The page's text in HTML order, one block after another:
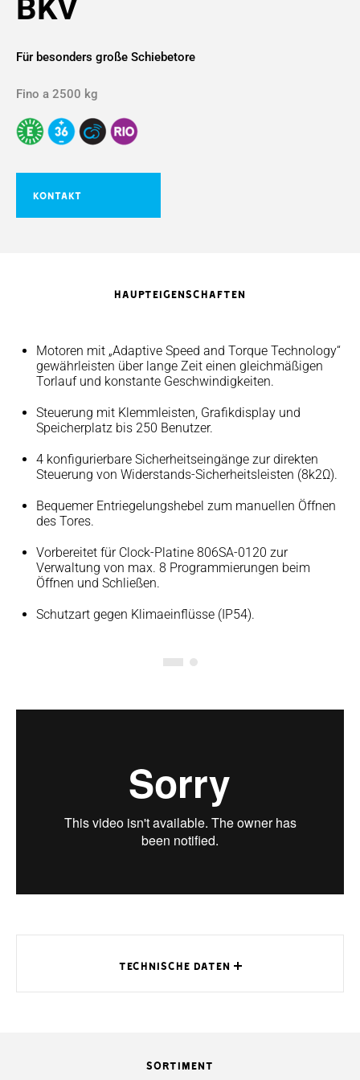
BKV
Für besonders große Schiebetore
Fino a 2500 kg
KONTAKT
HAUPTEIGENSCHAFTEN
Motoren mit „Adaptive Speed and Torque Technology“
gewährleisten über lange Zeit einen gleichmäßigen
Torlauf und konstante Geschwindigkeiten.
Steuerung mit Klemmleisten, Grafikdisplay und
Speicherplatz bis 250 Benutzer.
4 konfigurierbare Sicherheitseingänge zur direkten
Steuerung von Widerstands-Sicherheitsleisten (8k2Ω).
Bequemer Entriegelungshebel zum manuellen Öffnen
des Tores.
Vorbereitet für Clock-Platine 806SA-0120 zur
Verwaltung von max. 8 Programmierungen beim
Öffnen und Schließen.
Schutzart gegen Klimaeinflüsse (IP54).
TECHNISCHE DATEN
SORTIMENT